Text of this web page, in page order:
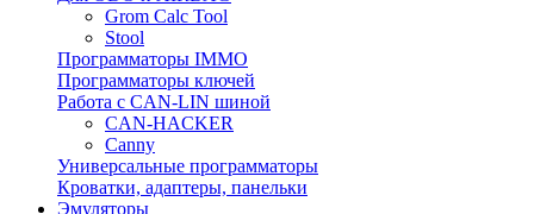
Grom Calc Tool
Stool
Программаторы IMMO
Программаторы ключей
Работа с CAN-LIN шиной
CAN-HACKER
Canny
Универсальные программаторы
Кроватки, адаптеры, панельки
Эмуляторы